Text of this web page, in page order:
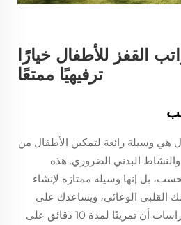
القفز للأطفال خيارًا
ترفيهيًا ممتعًا
هي وسيلة رائعة لتمكين الأطفال من
والنشاط البدني الضروري. هذه
بل إنها وسيلة ممتازة لإنشاء
القلبي الوعائي، ويساعدك على
تطوير عضلاتك. أظهرت الدراسات أن تمرينًا لمدة 10 دقائق على